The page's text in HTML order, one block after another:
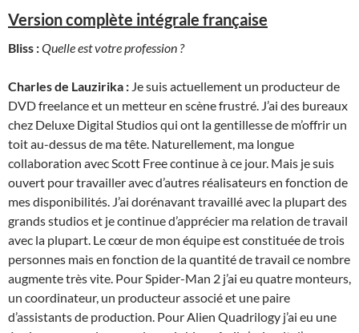
Version complète intégrale française
Bliss :Quelle est votre profession ?
Charles de Lauzirika : Je suis actuellement un producteur de
DVD freelance et un metteur en scène frustré. J’ai des bureaux
chez Deluxe Digital Studios qui ont la gentillesse de m’offrir un
toit au-dessus de ma tête. Naturellement, ma longue
collaboration avec Scott Free continue à ce jour. Mais je suis
ouvert pour travailler avec d’autres réalisateurs en fonction de
mes disponibilités. J’ai dorénavant travaillé avec la plupart des
grands studios et je continue d’apprécier ma relation de travail
avec la plupart. Le cœur de mon équipe est constituée de trois
personnes mais en fonction de la quantité de travail ce nombre
augmente très vite. Pour Spider-Man 2 j’ai eu quatre monteurs,
un coordinateur, un producteur associé et une paire
d’assistants de production. Pour Alien Quadrilogy j’ai eu une